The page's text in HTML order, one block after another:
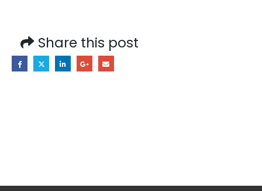
Share this post